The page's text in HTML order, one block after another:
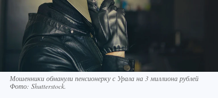
Мошенники обманули пенсионерку с Урала на 3 миллиона рублей
Фото: Shutterstock.